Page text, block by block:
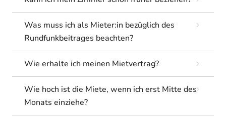
Was muss ich als Mieter:in bezüglich des
Rundfunkbeitrages beachten?
Wie erhalte ich meinen Mietvertrag?
Wie hoch ist die Miete, wenn ich erst Mitte des
Monats einziehe?